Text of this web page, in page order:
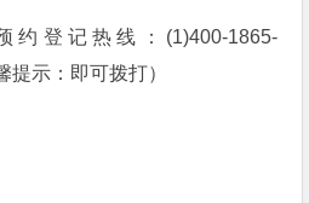
登记热线：(1)400-1865-
示：即可拨打）